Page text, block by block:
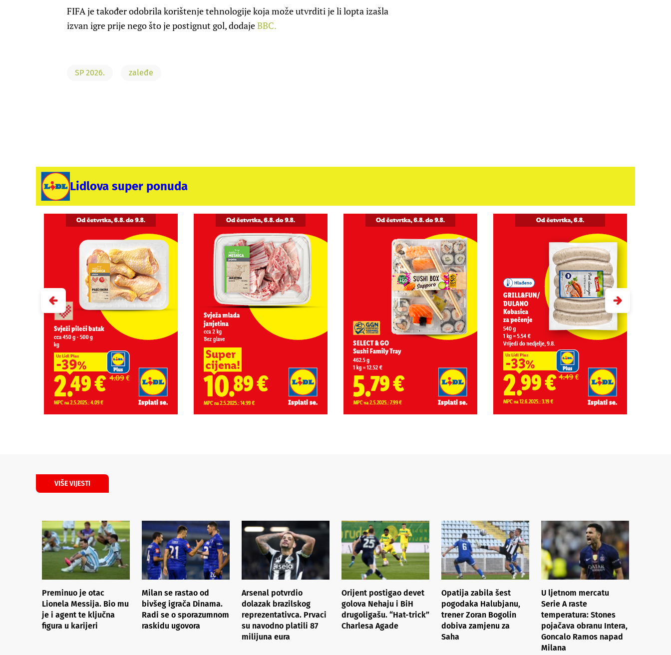
FIFA je također odobrila korištenje tehnologije koja može utvrditi je li lopta izašla
izvan igre prije nego što je postignut gol, dodajeBBC.
SP 2026. zaleđe
Lidlova super ponuda
VIŠE VIJESTI
Preminuo je otac
Lionela Messija. Bio mu
je i agent te ključna
figura u karijeri
Milan se rastao od
bivšeg igrača Dinama.
Radi se o sporazumnom
raskidu ugovora
Arsenal potvrdio
dolazak brazilskog
reprezentativca. Prvaci
su navodno platili 87
milijuna eura
Orijent postigao devet
golova Nehaju i BiH
drugoligašu. “Hat-trick”
Charlesa Agade
Opatija zabila šest
pogodaka Halubjanu,
trener Zoran Bogolin
dobiva zamjenu za
Saha
U ljetnom mercatu
Serie A raste
temperatura: Stones
pojačava obranu Intera,
Goncalo Ramos napad
Milana